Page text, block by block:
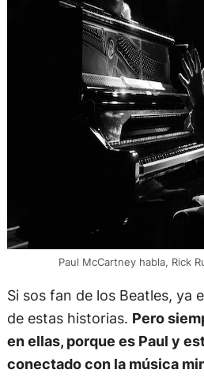
Paul McCartney habla, Rick
Si sos fan de los Beatles, ya
de estas historias. Pero
en ellas, porque es Paul y
conectado con la música